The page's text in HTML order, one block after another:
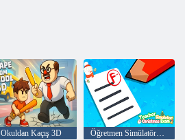
Okuldan Kaçış 3D Öğretmen Simülatörü Noel Sınavı